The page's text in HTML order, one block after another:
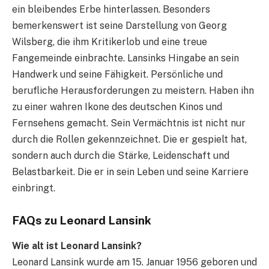
ein bleibendes Erbe hinterlassen. Besonders
bemerkenswert ist seine Darstellung von Georg
Wilsberg, die ihm Kritikerlob und eine treue
Fangemeinde einbrachte. Lansinks Hingabe an sein
Handwerk und seine Fähigkeit. Persönliche und
berufliche Herausforderungen zu meistern. Haben ihn
zu einer wahren Ikone des deutschen Kinos und
Fernsehens gemacht. Sein Vermächtnis ist nicht nur
durch die Rollen gekennzeichnet. Die er gespielt hat,
sondern auch durch die Stärke, Leidenschaft und
Belastbarkeit. Die er in sein Leben und seine Karriere
einbringt.
FAQs zu Leonard Lansink
Wie alt ist Leonard Lansink?
Leonard Lansink wurde am 15. Januar 1956 geboren und